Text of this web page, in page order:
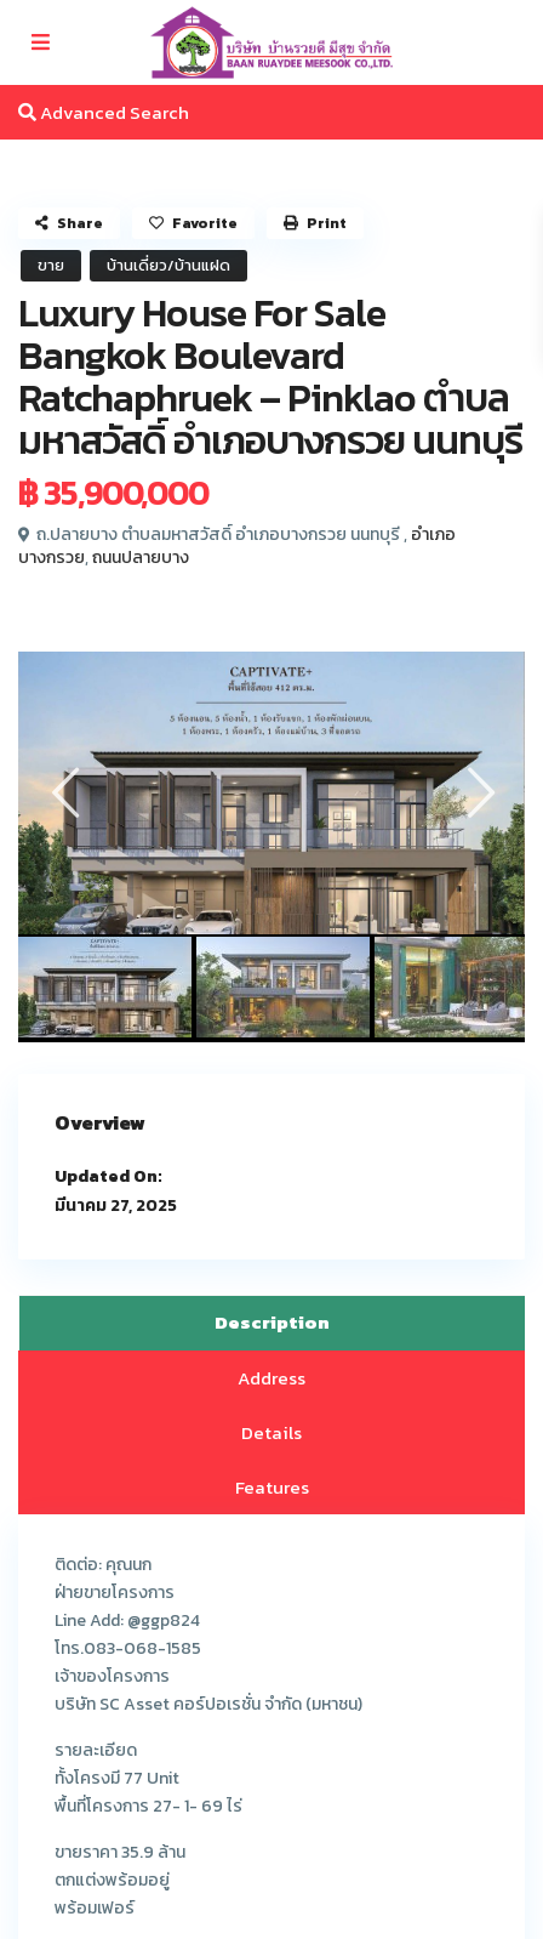
Advanced Search
ขาย บ้านเดี่ยว/บ้านแฝด
Luxury House For Sale
Bangkok Boulevard
Ratchaphruek – Pinklao ตำบล
มหาสวัสดิ์ อำเภอบางกรวย นนทบุรี
฿ 35,900,000
ถ.ปลายบาง ตำบลมหาสวัสดิ์ อำเภอบางกรวย นนทบุรี ,อำเภอ
บางกรวย,ถนนปลายบาง
Share Favorite Print
Overview
Updated On:
มีนาคม 27, 2025
Description
Address
Details
Features
ติดต่อ: คุณนก
ฝ่ายขายโครงการ
Line Add: @ggp824
โทร.083-068-1585
เจ้าของโครงการ
บริษัท SC Asset คอร์ปอเรชั่น จำกัด (มหาชน)
รายละเอียด
ทั้งโครงมี 77 Unit
พื้นที่โครงการ 27- 1- 69 ไร่
ขายราคา 35.9 ล้าน
ตกแต่งพร้อมอยู่
พร้อมเฟอร์